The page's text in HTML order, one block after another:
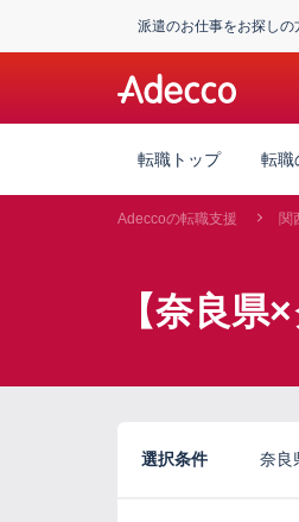
派遣のお仕事をお探しの
転職トップ 転職
Adeccoの転職支援 関
【奈良
選択条件 奈良